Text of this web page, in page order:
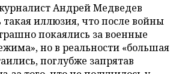
Андрей Медведев
такая иллюзия, что после войны
покаялись за военные
но в реальности «большая
поглубже запрятав